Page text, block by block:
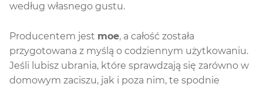
według własnego gustu.
Producentem jest moe, a całość została
przygotowana z myślą o codziennym użytkowaniu.
Jeśli lubisz ubrania, które sprawdzają się zarówno w
domowym zaciszu, jak i poza nim, te spodnie